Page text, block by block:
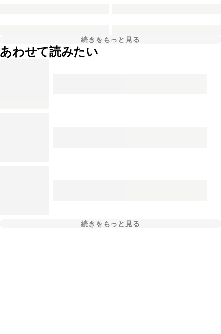
続きをもっと見る
あわせて読みたい
続きをもっと見る